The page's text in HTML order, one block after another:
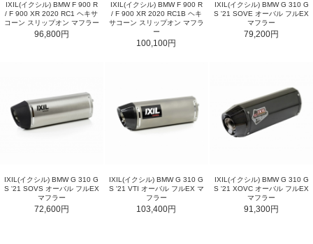
IXIL(イクシル) BMW F 900 R
/ F 900 XR 2020 RC1 ヘキサ
コーン スリップオン マフラー
96,800円
IXIL(イクシル) BMW F 900 R
/ F 900 XR 2020 RC1B ヘキ
サコーン スリップオン マフラ
ー
100,100円
IXIL(イクシル) BMW G 310 G
S '21 SOVE オーバル フルEX
マフラー
79,200円
IXIL(イクシル) BMW G 310 G
S '21 SOVS オーバル フルEX
マフラー
72,600円
IXIL(イクシル) BMW G 310 G
S '21 VTI オーバル フルEX マ
フラー
103,400円
IXIL(イクシル) BMW G 310 G
S '21 XOVC オーバル フルEX
マフラー
91,300円